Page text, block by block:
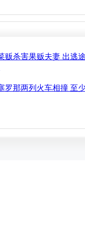
贩杀害果贩夫妻 出逃
罗那两列火车相撞 至